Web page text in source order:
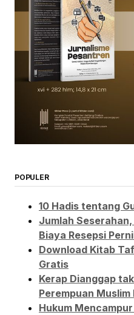
POPULER
10 Hadis tentang
Jumlah
Biaya Resepsi
Download Kitab
Gratis
Kerap Dianggap
Perempuan Muslim
Hukum